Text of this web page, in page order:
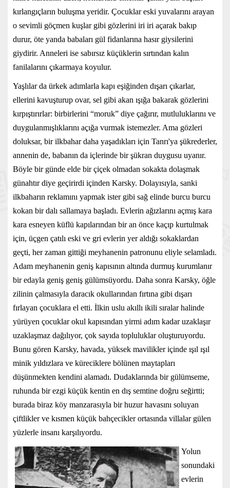
kırlangıçların buluşma yeridir. Çocuklar eski yuvalarını arayan
o sevimli göçmen kuşlar gibi gözlerini iri iri açarak bakıp
durur, öte yanda babaları gül fidanlarına hasır giysilerini
giydirir. Anneleri ise sabırsız küçüklerin sırtından kalın
fanilalarını çıkarmaya koyulur.
Yaşlılar da ürkek adımlarla kapı eşiğinden dışarı çıkarlar,
ellerini kavuşturup ovar, sel gibi akan ışığa bakarak gözlerini
kırpıştırırlar: birbirlerini “moruk” diye çağırır, mutluluklarını ve
duygulanmışlıklarını açığa vurmak istemezler. Ama gözleri
doluksar, bir ilkbahar daha yaşadıkları için Tanrı'ya şükrederler,
annenin de, babanın da içlerinde bir şükran duygusu uyanır.
Böyle bir günde elde bir çiçek olmadan sokakta dolaşmak
günahtır diye geçirirdi içinden Karsky. Dolayısıyla, sanki
ilkbaharın reklamını yapmak ister gibi sağ elinde burcu burcu
kokan bir dalı sallamaya başladı. Evlerin ağızlarını açmış kara
kara esneyen küflü kapılarından bir an önce kaçıp kurtulmak
için, üçgen çatılı eski ve gri evlerin yer aldığı sokaklardan
geçti, her zaman gittiği meyhanenin patronunu eliyle selamladı.
Adam meyhanenin geniş kapısının altında durmuş kurumlanır
bir edayla geniş geniş gülümsüyordu. Daha sonra Karsky, öğle
zilinin çalmasıyla daracık okullarından fırtına gibi dışarı
fırlayan çocuklara el etti. İlkin uslu akıllı ikili sıralar halinde
yürüyen çocuklar okul kapısından yirmi adım kadar uzaklaşır
uzaklaşmaz dağılıyor, çok sayıda topluluklar oluşturuyordu.
Bunu gören Karsky, havada, yüksek mavilikler içinde ışıl ışıl
minik yıldızlara ve küreciklere bölünen maytapları
düşünmekten kendini alamadı. Dudaklarında bir gülümseme,
ruhunda bir ezgi küçük kentin en dış semtine doğru seğirtti;
burada biraz köy manzarasıyla bir huzur havasını soluyan
çiftlikler ve kısmen küçük bahçecikler ortasında villalar gülen
yüzlerle insanı karşılıyordu.
Yolun
sonundaki
evlerin